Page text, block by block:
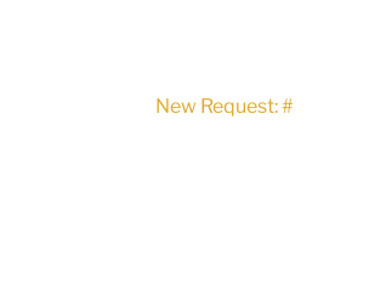
New Request: #